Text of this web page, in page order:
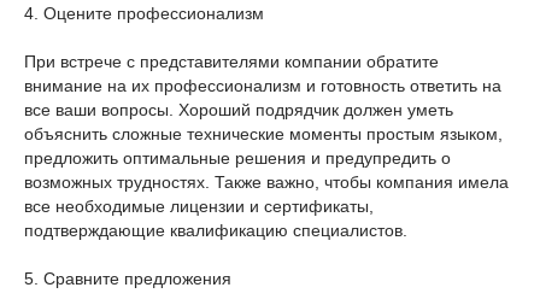
4. Оцените профессионализм
При встрече с представителями компании обратите
внимание на их профессионализм и готовность ответить на
все ваши вопросы. Хороший подрядчик должен уметь
объяснить сложные технические моменты простым языком,
предложить оптимальные решения и предупредить о
возможных трудностях. Также важно, чтобы компания имела
все необходимые лицензии и сертификаты,
подтверждающие квалификацию специалистов.
5. Сравните предложения